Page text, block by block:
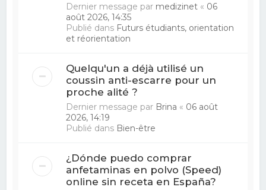
Dernier message par medizinet « 06
août 2026, 14:35
Publié dans Futurs étudiants, orientation
et réorientation
Quelqu'un a déjà utilisé un
coussin anti-escarre pour un
proche alité ?
Dernier message par Brina « 06 août
2026, 14:19
Publié dans Bien-être
¿Dónde puedo comprar
anfetaminas en polvo (Speed)
online sin receta en España?